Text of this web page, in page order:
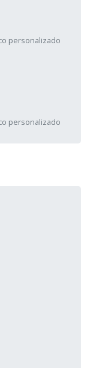
personalizado
personalizado